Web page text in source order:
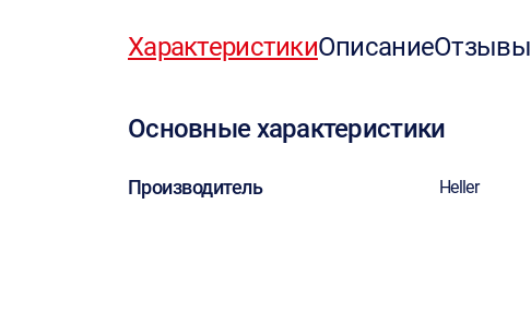
ХарактеристикиОписаниеОтзывы
Основные характеристики
Производитель Heller